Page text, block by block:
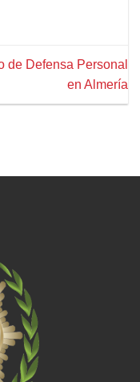
de Defensa Personal
en Almería